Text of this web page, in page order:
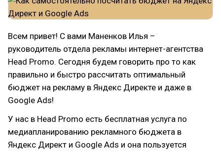
Всем привет! С вами Маненков Илья –
руководитель отдела рекламы интернет-агентства
Head Promo. Сегодня будем говорить про то как
правильно и быстро рассчитать оптимальный
бюджет на рекламу в Яндекс Директе и даже в
Google Ads!
У нас в Head Promo есть бесплатная услуга по
медиапланированию рекламного бюджета в
Яндекс Директ и Google Ads и она пользуется